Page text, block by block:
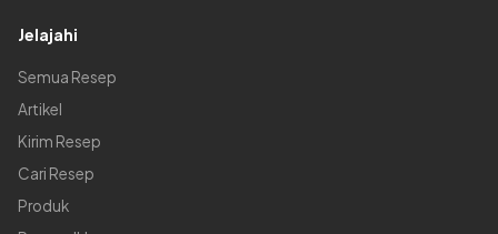
Jelajahi
Semua Resep
Artikel
Kirim Resep
Cari Resep
Produk